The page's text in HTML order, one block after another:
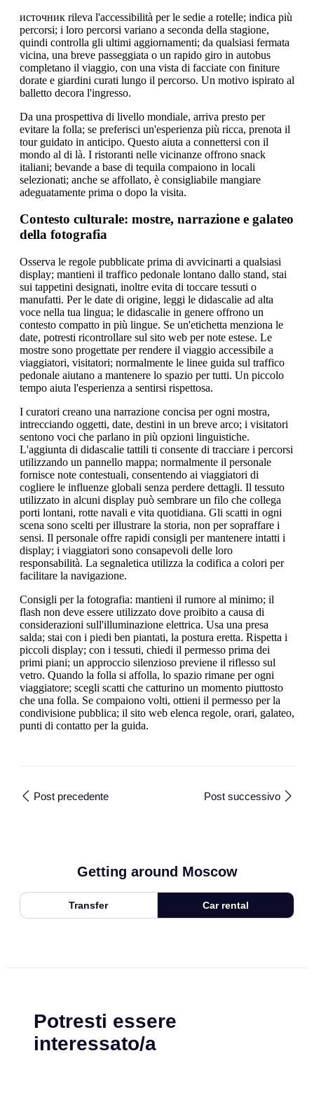
источник rileva l'accessibilità per le sedie a rotelle; indica più
percorsi; i loro percorsi variano a seconda della stagione,
quindi controlla gli ultimi aggiornamenti; da qualsiasi fermata
vicina, una breve passeggiata o un rapido giro in autobus
completano il viaggio, con una vista di facciate con finiture
dorate e giardini curati lungo il percorso. Un motivo ispirato al
balletto decora l'ingresso.
Da una prospettiva di livello mondiale, arriva presto per
evitare la folla; se preferisci un'esperienza più ricca, prenota il
tour guidato in anticipo. Questo aiuta a connettersi con il
mondo al di là. I ristoranti nelle vicinanze offrono snack
italiani; bevande a base di tequila compaiono in locali
selezionati; anche se affollato, è consigliabile mangiare
adeguatamente prima o dopo la visita.
Contesto culturale: mostre, narrazione e galateo
della fotografia
Osserva le regole pubblicate prima di avvicinarti a qualsiasi
display; mantieni il traffico pedonale lontano dallo stand, stai
sui tappetini designati, inoltre evita di toccare tessuti o
manufatti. Per le date di origine, leggi le didascalie ad alta
voce nella tua lingua; le didascalie in genere offrono un
contesto compatto in più lingue. Se un'etichetta menziona le
date, potresti ricontrollare sul sito web per note estese. Le
mostre sono progettate per rendere il viaggio accessibile a
viaggiatori, visitatori; normalmente le linee guida sul traffico
pedonale aiutano a mantenere lo spazio per tutti. Un piccolo
tempo aiuta l'esperienza a sentirsi rispettosa.
I curatori creano una narrazione concisa per ogni mostra,
intrecciando oggetti, date, destini in un breve arco; i visitatori
sentono voci che parlano in più opzioni linguistiche.
L'aggiunta di didascalie tattili ti consente di tracciare i percorsi
utilizzando un pannello mappa; normalmente il personale
fornisce note contestuali, consentendo ai viaggiatori di
cogliere le influenze globali senza perdere dettagli. Il tessuto
utilizzato in alcuni display può sembrare un filo che collega
porti lontani, rotte navali e vita quotidiana. Gli scatti in ogni
scena sono scelti per illustrare la storia, non per sopraffare i
sensi. Il personale offre rapidi consigli per mantenere intatti i
display; i viaggiatori sono consapevoli delle loro
responsabilità. La segnaletica utilizza la codifica a colori per
facilitare la navigazione.
Consigli per la fotografia: mantieni il rumore al minimo; il
flash non deve essere utilizzato dove proibito a causa di
considerazioni sull'illuminazione elettrica. Usa una presa
salda; stai con i piedi ben piantati, la postura eretta. Rispetta i
piccoli display; con i tessuti, chiedi il permesso prima dei
primi piani; un approccio silenzioso previene il riflesso sul
vetro. Quando la folla si affolla, lo spazio rimane per ogni
viaggiatore; scegli scatti che catturino un momento piuttosto
che una folla. Se compaiono volti, ottieni il permesso per la
condivisione pubblica; il sito web elenca regole, orari, galateo,
punti di contatto per la guida.
Post precedente Post successivo
Getting around Moscow
Transfer Car rental
Potresti essere
interessato/a